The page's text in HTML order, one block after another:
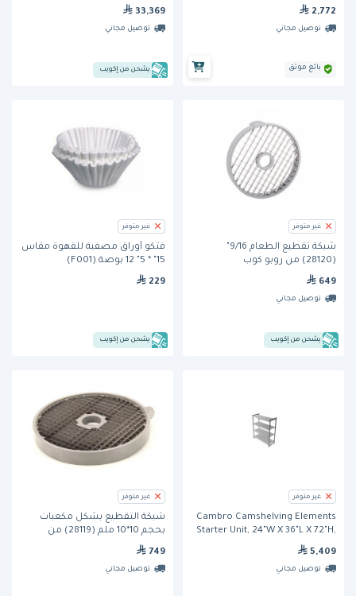
بطبقتين، على شكل حرف L
2,772
توصيل مجاني
بائع موثق
33,369
توصيل مجاني
يشحن من إكويب
غير متوفر
شبكة تقطيع الطعام 9/16"
(28120) من روبو كوب
649
توصيل مجاني
يشحن من إكويب
غير متوفر
فتكو أوراق مصفية للقهوة مقاس
15" * 5" 12 بوصة (F001)
229
يشحن من إكويب
غير متوفر
Cambro Camshelving Elements
Starter Unit, 24"W X 36"L X 72"H,
5,409
توصيل مجاني
غير متوفر
شبكة التقطيع بشكل مكعبات
بحجم 10*10 ملم (28119) من
روبوكوب
749
توصيل مجاني